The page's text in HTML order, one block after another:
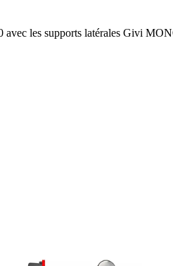
les supports latérales Givi